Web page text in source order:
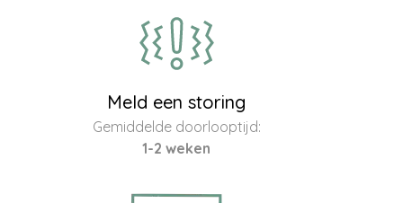
Meld een storing
Gemiddelde doorlooptijd:
1-2 weken